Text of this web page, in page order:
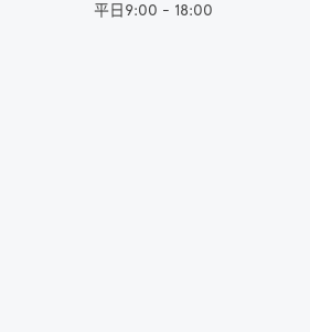
平日9:00 - 18:00